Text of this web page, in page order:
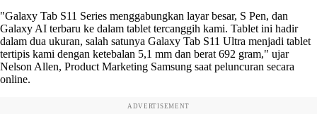
"Galaxy Tab S11 Series menggabungkan layar besar, S Pen, dan
Galaxy AI terbaru ke dalam tablet tercanggih kami. Tablet ini hadir
dalam dua ukuran, salah satunya Galaxy Tab S11 Ultra menjadi tablet
tertipis kami dengan ketebalan 5,1 mm dan berat 692 gram," ujar
Nelson Allen, Product Marketing Samsung saat peluncuran secara
online.
ADVERTISEMENT